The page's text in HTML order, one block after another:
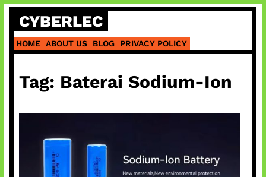
Skip
content
CYBERLEC
HOME ABOUT US BLOG PRIVACY POLICY
Tag: Baterai Sodium-Ion